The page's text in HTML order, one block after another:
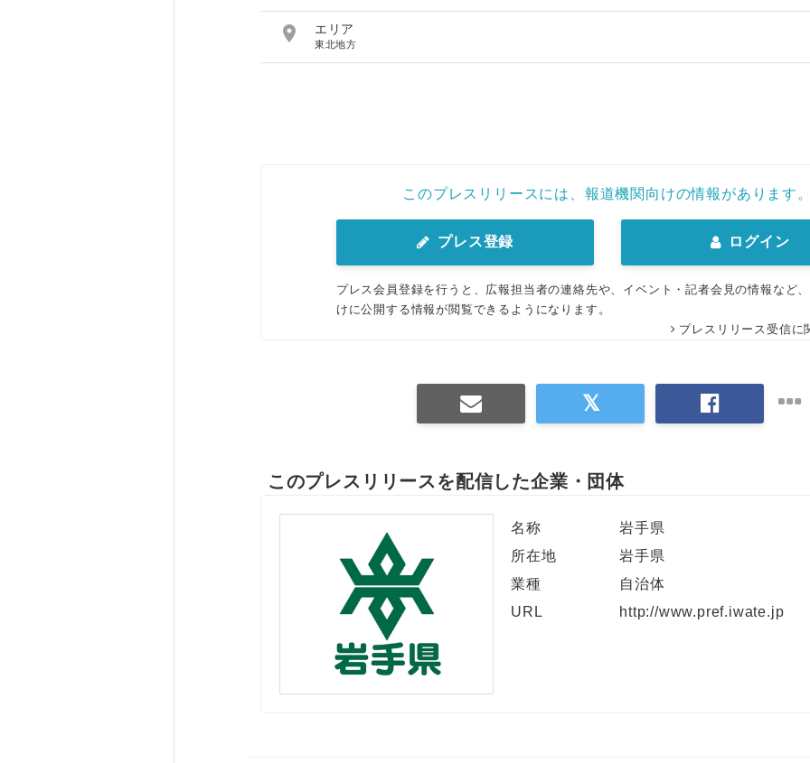
 エリア
東北地方
このプレスリリースには、報道機関向けの情報があります。
プレス登録 ログイン
プレス会員登録を行うと、広報担当者の連絡先や、イベント・記者会見の情報など
けに公開する情報が閲覧できるようになります。
プレスリリース受信に
このプレスリリースを配信した企業・団体
名称
岩手県
所在地
岩手県
業種
自治体
URL
http://www.pref.iwate.jp